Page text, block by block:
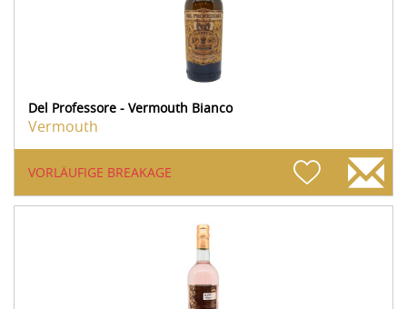
Del Professore - Vermouth Bianco
Vermouth
VORLÄUFIGE BREAKAGE